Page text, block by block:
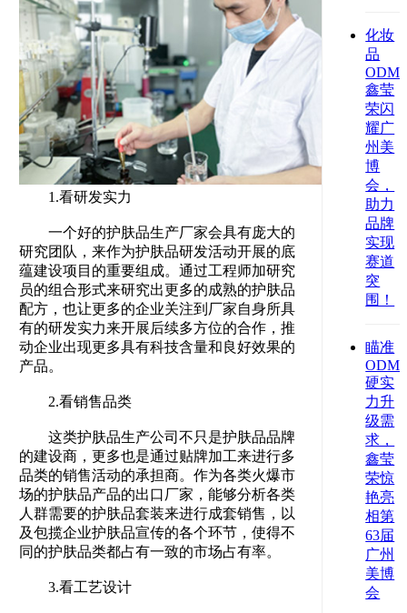
化妆
品
鑫莹
荣闪
耀广
州美
博
会，
助力
品牌
实现
赛道
突
围！
瞄准
ODM/
硬实
力升
级需
求，
鑫莹
荣惊
艳亮
相第
63届
广州
美博
会
1.看研发实力
一个好的护肤品生产厂家会具有庞大的
研究团队，来作为护肤品研发活动开展的底
蕴建设项目的重要组成。通过工程师加研究
员的组合形式来研究出更多的成熟的护肤品
配方，也让更多的企业关注到厂家自身所具
有的研发实力来开展后续多方位的合作，推
动企业出现更多具有科技含量和良好效果的
产品。
2.看销售品类
这类护肤品生产公司不只是护肤品品牌
的建设商，更多也是通过贴牌加工来进行多
品类的销售活动的承担商。作为各类火爆市
场的护肤品产品的出口厂家，能够分析各类
人群需要的护肤品套装来进行成套销售，以
及包揽企业护肤品宣传的各个环节，使得不
同的护肤品类都占有一致的市场占有率。
3.看工艺设计